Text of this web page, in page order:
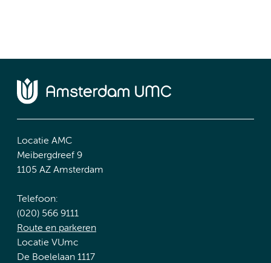
Locatie AMC
Meibergdreef 9
1105 AZ Amsterdam
Telefoon:
(020) 566 9111
Route en parkeren
Locatie VUmc
De Boelelaan 1117